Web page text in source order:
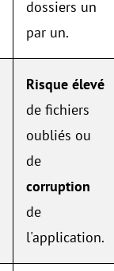
dossiers un
par un.
Risque élevé
de fichiers
oubliés ou
de
corruption
de
l'application.